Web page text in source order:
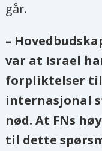
går.
–
var at Israel
forpliktelser
internasjonal
nød. At FNs
til dette